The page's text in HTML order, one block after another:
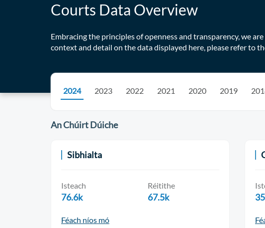
Courts Data Overview
Embracing the principles of openness and transparency, we
context and detail on the data displayed here, please refer to
2024 2023 2022 2021 2020 2019
An Chúirt Dúiche
Sibhialta
Isteach
76.6k
Réitithe
67.5k
Féach níos mó